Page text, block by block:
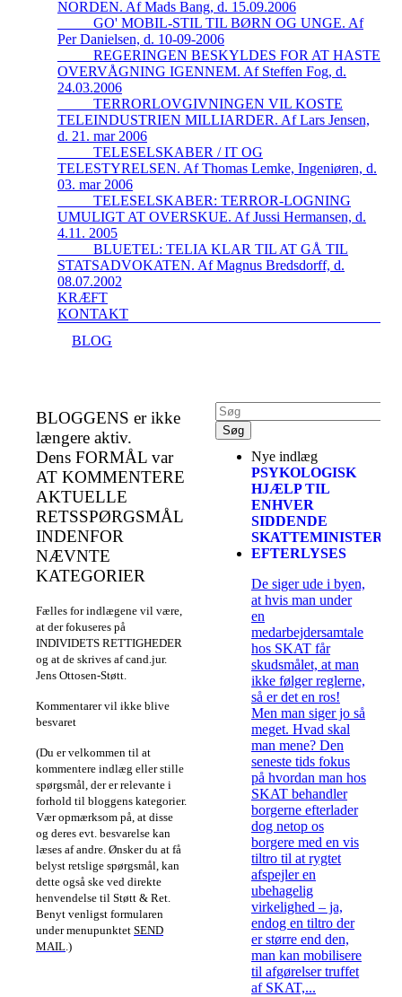
NORDEN. Af Mads Bang, d. 15.09.2006
_____GO' MOBIL-STIL TIL BØRN OG UNGE. Af
Per Danielsen, d. 10-09-2006
_____REGERINGEN BESKYLDES FOR AT HASTE
OVERVÅGNING IGENNEM. Af Steffen Fog, d.
24.03.2006
_____TERRORLOVGIVNINGEN VIL KOSTE
TELEINDUSTRIEN MILLIARDER. Af Lars Jensen,
d. 21. mar 2006
_____TELESELSKABER / IT OG
TELESTYRELSEN. Af Thomas Lemke, Ingeniøren, d.
03. mar 2006
_____TELESELSKABER: TERROR-LOGNING
UMULIGT AT OVERSKUE. Af Jussi Hermansen, d.
4.11. 2005
_____BLUETEL: TELIA KLAR TIL AT GÅ TIL
STATSADVOKATEN. Af Magnus Bredsdorff, d.
08.07.2002
KRÆFT
KONTAKT
BLOG
BLOGGENS er ikke
længere aktiv.
Dens FORMÅL var
AT KOMMENTERE
AKTUELLE
RETSSPØRGSMÅL
INDENFOR
NÆVNTE
KATEGORIER
Fælles for indlægene vil være,
at der fokuseres på
INDIVIDETS RETTIGHEDER
og at de skrives af cand.jur.
Jens Ottosen-Støtt.
Kommentarer vil ikke blive
besvaret
(Du er velkommen til at
kommentere indlæg eller stille
spørgsmål, der er relevante i
forhold til bloggens kategorier.
Vær opmærksom på, at disse
og deres evt. besvarelse kan
læses af andre. Ønsker du at få
belyst retslige spørgsmål, kan
dette også ske ved direkte
henvendelse til Støtt & Ret.
Benyt venligst formularen
under menupunktet SEND
MAIL .)
Nye indlæg
PSYKOLOGISK
HJÆLP TIL
ENHVER
SIDDENDE
SKATTEMINISTER
EFTERLYSES
De siger ude i byen,
at hvis man under
en
medarbejdersamtale
hos SKAT får
skudsmålet, at man
ikke følger reglerne,
så er det en ros!
Men man siger jo så
meget. Hvad skal
man mene? Den
seneste tids fokus
på hvordan man hos
SKAT behandler
borgerne efterlader
dog netop os
borgere med en vis
tiltro til at rygtet
afspejler en
ubehagelig
virkelighed – ja,
endog en tiltro der
er større end den,
man kan mobilisere
til afgørelser truffet
af SKAT,...